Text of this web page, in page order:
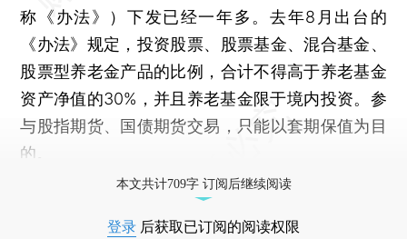
称《办法》）下发已经一年多。去年8月出台的
《办法》规定，投资股票、股票基金、混合基金、
股票型养老金产品的比例，合计不得高于养老基金
资产净值的30%，并且养老基金限于境内投资。参
与股指期货、国债期货交易，只能以套期保值为目
的。
本文共计709字 订阅后继续阅读
登录 后获取已订阅的阅读权限